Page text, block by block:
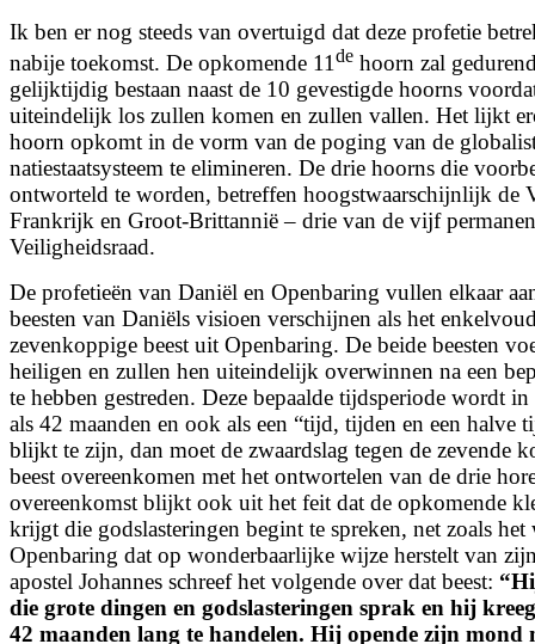
Ik ben er nog steeds van overtuigd dat deze profetie
nabije toekomst. De opkomende 11 de hoorn zal
gelijktijdig bestaan naast de 10 gevestigde hoorns
uiteindelijk los zullen komen en zullen vallen. Het lijkt
hoorn opkomt in de vorm van de poging van de
natiestaatsysteem te elimineren. De drie hoorns die
ontworteld te worden, betreffen hoogstwaarschijnlijk de
Frankrijk en Groot-Brittannië – drie van de vijf
Veiligheidsraad.
De profetieën van Daniël en Openbaring vullen elkaar
beesten van Daniëls visioen verschijnen als het
zevenkoppige beest uit Openbaring. De beide beesten
heiligen en zullen hen uiteindelijk overwinnen na een
te hebben gestreden. Deze bepaalde tijdsperiode wordt
als 42 maanden en ook als een “tijd, tijden en een halve
blijkt te zijn, dan moet de zwaardslag tegen de zevende
beest overeenkomen met het ontwortelen van de drie
overeenkomst blijkt ook uit het feit dat de opkomende
krijgt die godslasteringen begint te spreken, net zoals het
Openbaring dat op wonderbaarlijke wijze herstelt van
apostel Johannes schreef het volgende over dat beest: “
die grote dingen en godslasteringen sprak en hij
42 maanden lang te handelen. Hij opende zijn mond